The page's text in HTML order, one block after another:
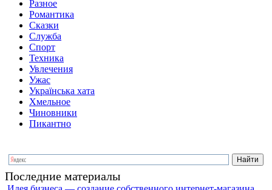
Разное
Романтика
Сказки
Служба
Спорт
Техника
Увлечения
Ужас
Українська хата
Хмельное
Чиновники
Пикантно
Последние материалы